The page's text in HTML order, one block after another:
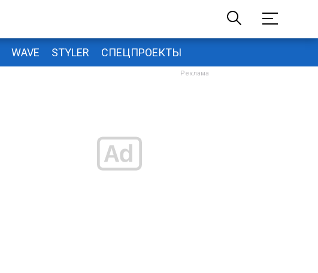
WAVE STYLER СПЕЦПРОЕКТЫ